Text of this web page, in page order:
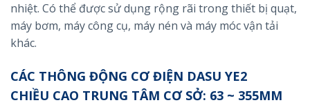
nhiệt. Có thể được sử dụng rộng rãi trong thiết bị quạt,
máy bơm, máy công cụ, máy nén và máy móc vận tải
khác.
CÁC THÔNG ĐỘNG CƠ ĐIỆN DASU YE2
CHIỀU CAO TRUNG TÂM CƠ SỞ: 63 ~ 355MM